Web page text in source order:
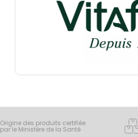
Origine des produits certifiée
par le Ministère de la Santé